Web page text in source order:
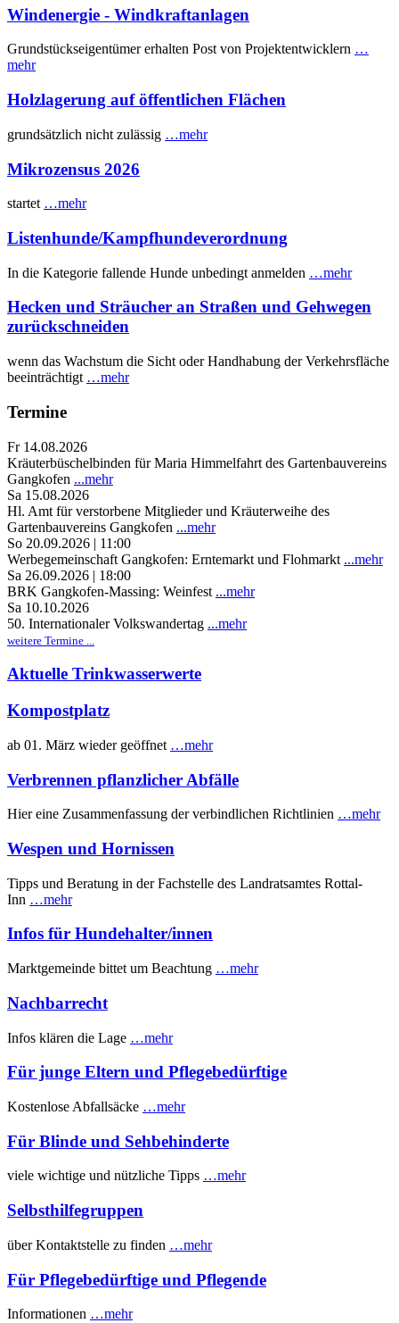
Windenergie - Windkraftanlagen
Grundstückseigentümer erhalten Post von Projektentwicklern …
mehr
Holzlagerung auf öffentlichen Flächen
grundsätzlich nicht zulässig …mehr
Mikrozensus 2026
startet …mehr
Listenhunde/Kampfhundeverordnung
In die Kategorie fallende Hunde unbedingt anmelden …mehr
Hecken und Sträucher an Straßen und Gehwegen
zurückschneiden
wenn das Wachstum die Sicht oder Handhabung der Verkehrsfläche
beeinträchtigt …mehr
Termine
Fr 14.08.2026
Kräuterbüschelbinden für Maria Himmelfahrt des Gartenbauvereins
Gangkofen ...mehr
Sa 15.08.2026
Hl. Amt für verstorbene Mitglieder und Kräuterweihe des
Gartenbauvereins Gangkofen ...mehr
So 20.09.2026 | 11:00
Werbegemeinschaft Gangkofen: Erntemarkt und Flohmarkt ...mehr
Sa 26.09.2026 | 18:00
BRK Gangkofen-Massing: Weinfest ...mehr
Sa 10.10.2026
50. Internationaler Volkswandertag ...mehr
weitere Termine ...
Aktuelle Trinkwasserwerte
Kompostplatz
ab 01. März wieder geöffnet …mehr
Verbrennen pflanzlicher Abfälle
Hier eine Zusammenfassung der verbindlichen Richtlinien …mehr
Wespen und Hornissen
Tipps und Beratung in der Fachstelle des Landratsamtes Rottal-
Inn …mehr
Infos für Hundehalter/innen
Marktgemeinde bittet um Beachtung …mehr
Nachbarrecht
Infos klären die Lage …mehr
Für junge Eltern und Pflegebedürftige
Kostenlose Abfallsäcke …mehr
Für Blinde und Sehbehinderte
viele wichtige und nützliche Tipps …mehr
Selbsthilfegruppen
über Kontaktstelle zu finden …mehr
Für Pflegebedürftige und Pflegende
Informationen …mehr